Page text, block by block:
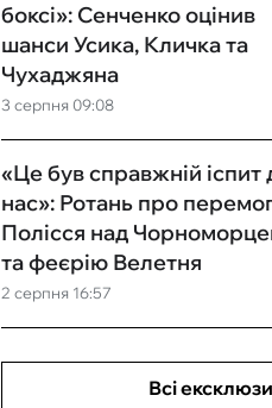
3 серпня 09:08
боксі»: Сенченко оцінив
шанси Усика, Кличка та
Чухаджяна
2 серпня 16:57
«Це був справжній іспит
нас»: Ротань про
Полісся над
та феєрію Велетня
Всі